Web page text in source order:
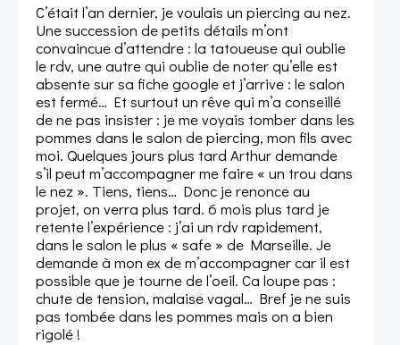
C’était l’an dernier, je voulais un piercing au nez.
Une succession de petits détails m’ont
convaincue d’attendre : la tatoueuse qui oublie
le rdv, une autre qui oublie de noter qu’elle est
absente sur sa fiche google et j’arrive : le salon
est fermé… Et surtout un rêve qui m’a conseillé
de ne pas insister : je me voyais tomber dans les
pommes dans le salon de piercing, mon fils avec
moi. Quelques jours plus tard Arthur demande
s’il peut m’accompagner me faire « un trou dans
le nez ». Tiens, tiens… Donc je renonce au
projet, on verra plus tard. 6 mois plus tard je
retente l’expérience : j’ai un rdv rapidement,
dans le salon le plus « safe » de Marseille. Je
demande à mon ex de m’accompagner car il est
possible que je tourne de l’oeil. Ca loupe pas :
chute de tension, malaise vagal… Bref je ne suis
pas tombée dans les pommes mais on a bien
rigolé !